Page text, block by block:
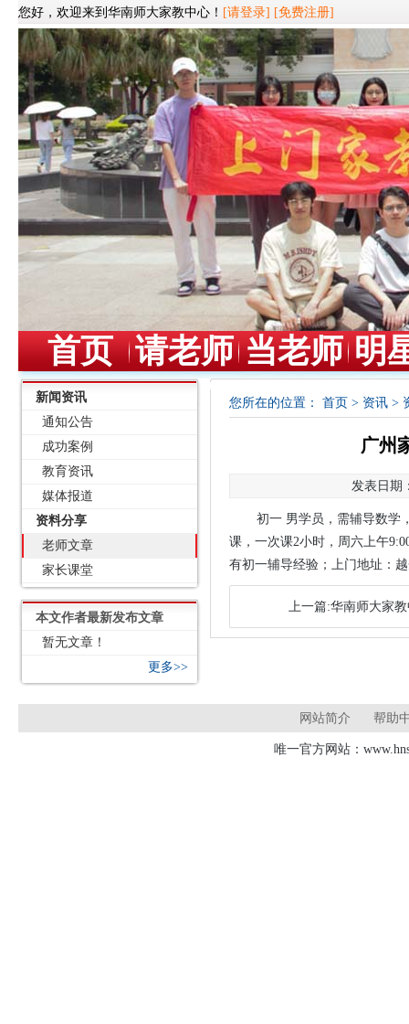
您好，欢迎来到华南师大家教中心！ [请登录] [免费注册]
首页 请老师 当老师 明
新闻资讯
通知公告
成功案例
教育资讯
媒体报道
资料分享
老师文章
家长课堂
本文作者最新发布文章
暂无文章！
更多>>
您所在的位置： 首页 > 资讯 >
广州
发表日期
初一 男学员，需辅导数学
课，一次课2小时，周六上午
有初一辅导经验；上门地址：
上一篇:华南师大家
网站简介 帮助
唯一官方网站：